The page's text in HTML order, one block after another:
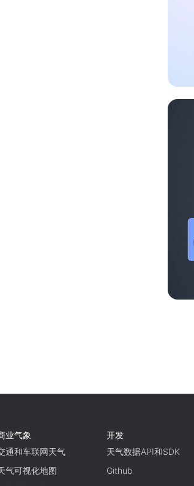
业气象
通和车联网天气
气可视化地图
开发
天气数据API和SDK
Github